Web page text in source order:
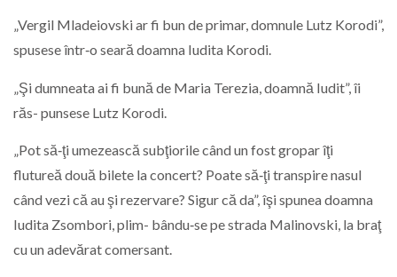
„Vergil Mladeiovski ar fi bun de primar, domnule Lutz Korodi”,
spusese într‑o seară doamna Iudita Korodi.
„Şi dumneata ai fi bună de Maria Terezia, doamnă Iudit”, îi
răs- punsese Lutz Korodi.
„Pot să‑ţi umezească subţiorile când un fost gropar îţi
flutureă două bilete la concert? Poate să‑ţi transpire nasul
când vezi că au şi rezervare? Sigur că da”, îşi spunea doamna
Iudita Zsombori, plim- bându‑se pe strada Malinovski, la braţ
cu un adevărat comersant.